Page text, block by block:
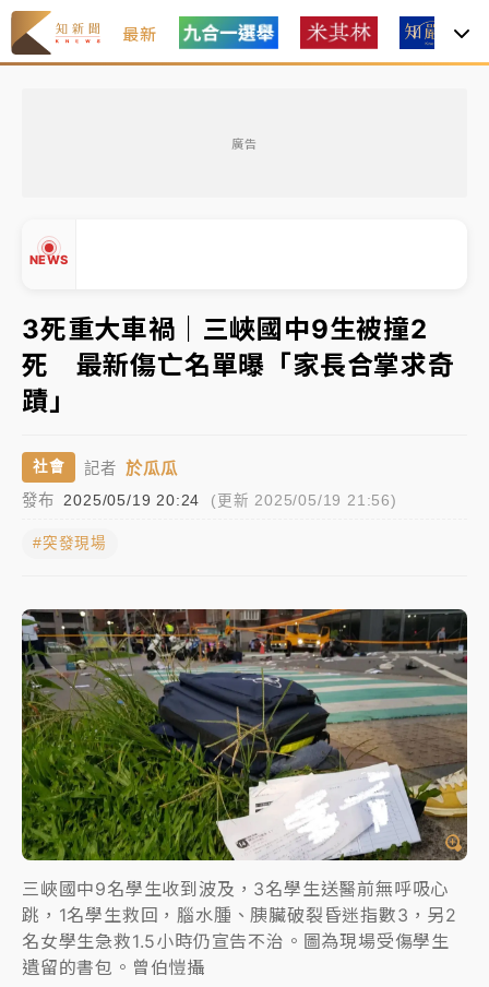
最新
廣告
NEWS
有片｜
連根拔起
中颱白海豚風雨來了！中部以北防豪雨 今晚、明天影
響最劇烈
白海豚逼近！北市水門只出不進 未移置車輛最高罰
4800＋拖吊費
油價持續凍漲！ 中油宣布下周一汽柴油價格維持不變
路鷹架倒塌壓2車
連根拔起
中颱白海豚風雨來了！中部以北防豪雨 今晚、明天影
響最劇烈
白海豚逼近！北市水門只出不進 未移置車輛最高罰
4800＋拖吊費
▼
3死重大車禍｜三峽國中9生被撞2
死 最新傷亡名單曝「家長合掌求奇
蹟」
社會 記者 於瓜瓜
發布 2025/05/19 20:24 (更新 2025/05/19 21:56)
#突發現場
三峽國中9名學生收到波及，3名學生送醫前無呼吸心
跳，1名學生救回，腦水腫、胰臟破裂昏迷指數3，另2
名女學生急救1.5小時仍宣告不治。圖為現場受傷學生
遺留的書包。曾伯愷攝